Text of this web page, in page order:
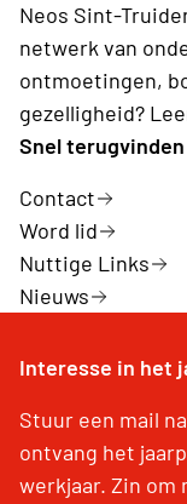
Neos Sint-
netwerk van
ontmoetingen,
gezelligheid?
Snel terugvinden
Contact
Word lid
Nuttige Links
Nieuws
Interesse in het
Stuur een mail
ontvang het
werkjaar. Zin om